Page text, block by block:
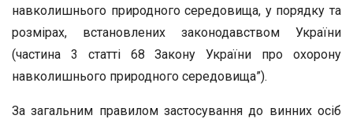
навколишнього природного середовища, у порядку та
розмірах, встановлених законодавством України
(частина 3 статті 68 Закону України про охорону
навколишнього природного середовища”).
За загальним правилом застосування до винних осіб